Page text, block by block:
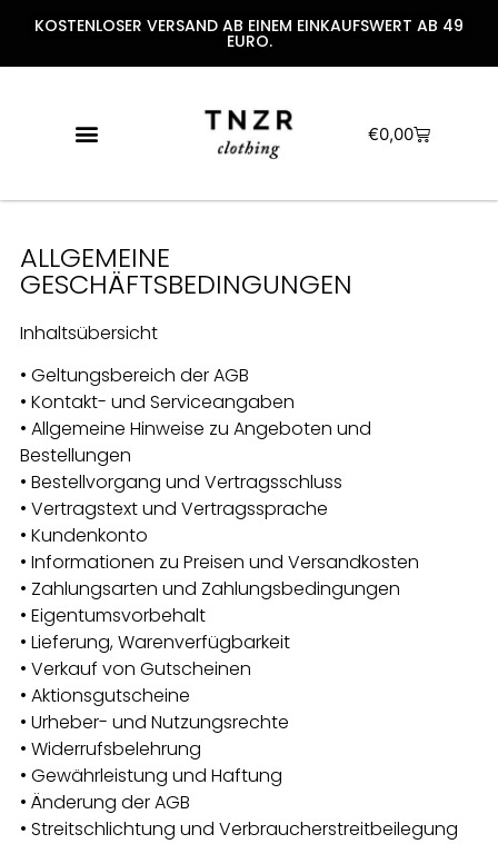
KOSTENLOSER VERSAND AB EINEM EINKAUFSWERT AB 49
EURO.
€0,00
ALLGEMEINE
GESCHÄFTSBEDINGUNGEN
Inhaltsübersicht
• Geltungsbereich der AGB
• Kontakt- und Serviceangaben
• Allgemeine Hinweise zu Angeboten und
Bestellungen
• Bestellvorgang und Vertragsschluss
• Vertragstext und Vertragssprache
• Kundenkonto
• Informationen zu Preisen und Versandkosten
• Zahlungsarten und Zahlungsbedingungen
• Eigentumsvorbehalt
• Lieferung, Warenverfügbarkeit
• Verkauf von Gutscheinen
• Aktionsgutscheine
• Urheber- und Nutzungsrechte
• Widerrufsbelehrung
• Gewährleistung und Haftung
• Änderung der AGB
• Streitschlichtung und Verbraucherstreitbeilegung